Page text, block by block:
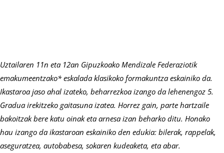
Uztailaren 11n eta 12an Gipuzkoako Mendizale Federaziotik
emakumeentzako* eskalada klasikoko formakuntza eskainiko da.
Ikastaroa jaso ahal izateko, beharrezkoa izango da lehenengoz 5.
Gradua irekitzeko gaitasuna izatea. Horrez gain, parte hartzaile
bakoitzak bere katu oinak eta arnesa izan beharko ditu. Honako
hau izango da ikastaroan eskainiko den edukia: bilerak, rappelak,
aseguratzea, autobabesa, sokaren kudeaketa, eta abar.